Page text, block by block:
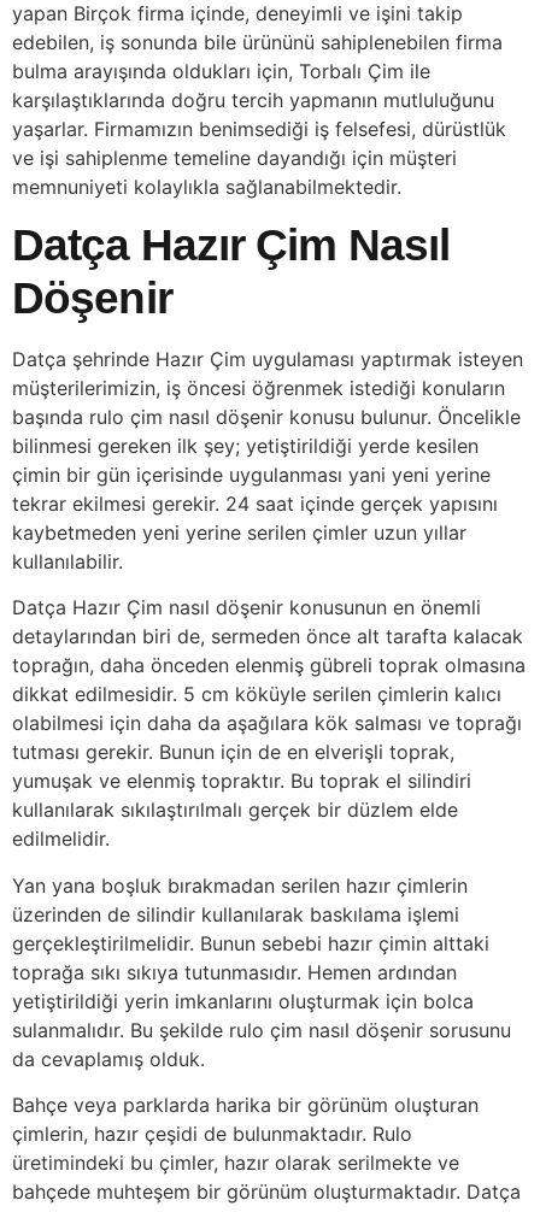
yapan Birçok firma içinde, deneyimli ve işini takip
edebilen, iş sonunda bile ürününü sahiplenebilen firma
bulma arayışında oldukları için, Torbalı Çim ile
karşılaştıklarında doğru tercih yapmanın mutluluğunu
yaşarlar. Firmamızın benimsediği iş felsefesi, dürüstlük
ve işi sahiplenme temeline dayandığı için müşteri
memnuniyeti kolaylıkla sağlanabilmektedir.
Datça Hazır Çim Nasıl
Döşenir
Datça şehrinde Hazır Çim uygulaması yaptırmak isteyen
müşterilerimizin, iş öncesi öğrenmek istediği konuların
başında rulo çim nasıl döşenir konusu bulunur. Öncelikle
bilinmesi gereken ilk şey; yetiştirildiği yerde kesilen
çimin bir gün içerisinde uygulanması yani yeni yerine
tekrar ekilmesi gerekir. 24 saat içinde gerçek yapısını
kaybetmeden yeni yerine serilen çimler uzun yıllar
kullanılabilir.
Datça Hazır Çim nasıl döşenir konusunun en önemli
detaylarından biri de, sermeden önce alt tarafta kalacak
toprağın, daha önceden elenmiş gübreli toprak olmasına
dikkat edilmesidir. 5 cm köküyle serilen çimlerin kalıcı
olabilmesi için daha da aşağılara kök salması ve toprağı
tutması gerekir. Bunun için de en elverişli toprak,
yumuşak ve elenmiş topraktır. Bu toprak el silindiri
kullanılarak sıkılaştırılmalı gerçek bir düzlem elde
edilmelidir.
Yan yana boşluk bırakmadan serilen hazır çimlerin
üzerinden de silindir kullanılarak baskılama işlemi
gerçekleştirilmelidir. Bunun sebebi hazır çimin alttaki
toprağa sıkı sıkıya tutunmasıdır. Hemen ardından
yetiştirildiği yerin imkanlarını oluşturmak için bolca
sulanmalıdır. Bu şekilde rulo çim nasıl döşenir sorusunu
da cevaplamış olduk.
Bahçe veya parklarda harika bir görünüm oluşturan
çimlerin, hazır çeşidi de bulunmaktadır. Rulo
üretimindeki bu çimler, hazır olarak serilmekte ve
bahçede muhteşem bir görünüm oluşturmaktadır. Datça